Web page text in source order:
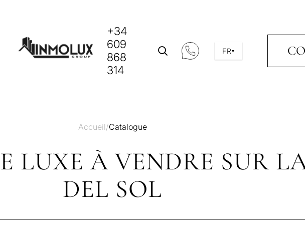
+34
609
868
314
FR▾
Accueil/Catalogue
LUXE À VENDRE SUR
DEL SOL